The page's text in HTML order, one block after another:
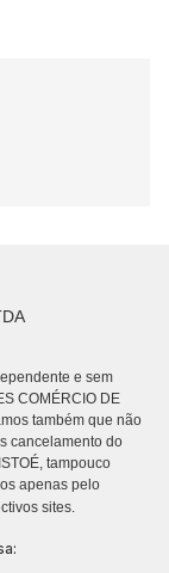
e sem
COMÉRCIO DE
também que não
cancelamento do
tampouco
apenas pelo
sites.